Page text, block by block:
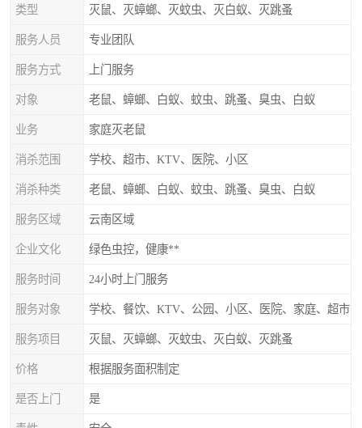
类型 灭鼠、灭蟑螂、灭蚊虫、灭白蚁、灭跳蚤
服务人员 专业团队
服务方式 上门服务
对象 老鼠、蟑螂、白蚁、蚊虫、跳蚤、臭虫、白蚁
业务 家庭灭老鼠
消杀范围 学校、超市、KTV、医院、小区
消杀种类 老鼠、蟑螂、白蚁、蚊虫、跳蚤、臭虫、白蚁
服务区域 云南区域
企业文化 绿色虫控，健康**
服务时间 24小时上门服务
服务对象 学校、餐饮、KTV、公园、小区、医院、家庭、超市
服务项目 灭鼠、灭蟑螂、灭蚊虫、灭白蚁、灭跳蚤
价格 根据服务面积制定
是否上门 是